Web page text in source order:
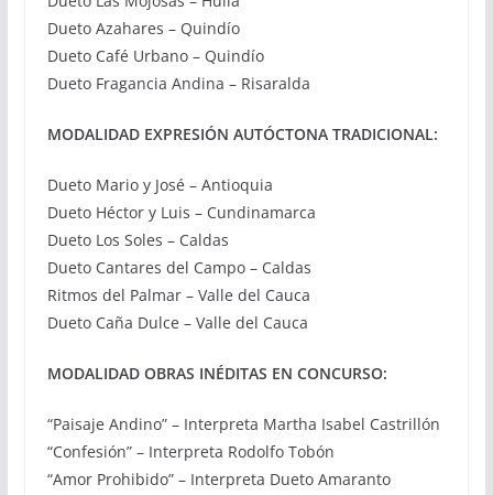
Dueto Azahares – Quindío
Dueto Café Urbano – Quindío
Dueto Fragancia Andina – Risaralda
MODALIDAD EXPRESIÓN AUTÓCTONA TRADICIONAL:
Dueto Mario y José – Antioquia
Dueto Héctor y Luis – Cundinamarca
Dueto Los Soles – Caldas
Dueto Cantares del Campo – Caldas
Ritmos del Palmar – Valle del Cauca
Dueto Caña Dulce – Valle del Cauca
MODALIDAD OBRAS INÉDITAS EN CONCURSO:
“Paisaje Andino” – Interpreta Martha Isabel Castrillón
“Confesión” – Interpreta Rodolfo Tobón
“Amor Prohibido” – Interpreta Dueto Amaranto